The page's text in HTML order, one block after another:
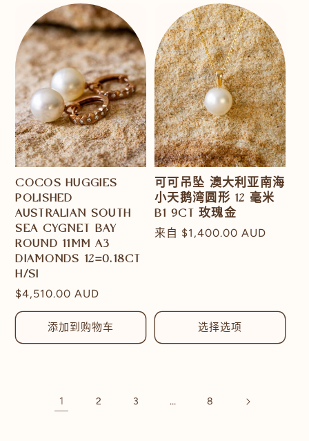
COCOS HUGGIES
POLISHED
AUSTRALIAN SOUTH
SEA CYGNET BAY
ROUND 11MM A3
DIAMONDS 12=0.18CT
H/SI
常
规
格
$4,510.00 AUD
添加到购物车
可可吊坠 澳大利亚南海
小天鹅湾圆形 12 毫米
B1 9CT 玫瑰金
常
来自 $1,400.00 AUD
选择选项
1 2 3 … 8